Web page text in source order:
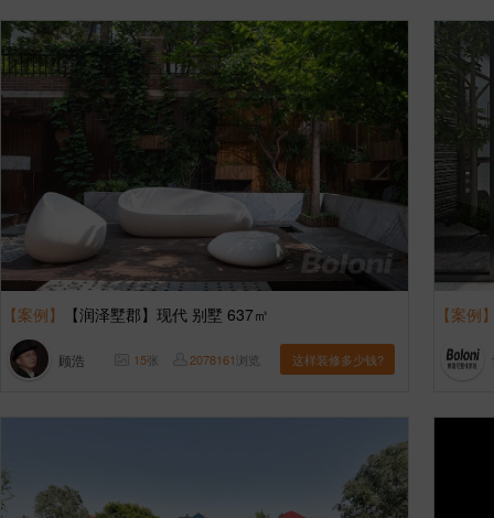
【案例】 【润泽墅郡】现代 别墅 637㎡
顾浩 15张 2078161浏览 这样装修多少钱?
【案例